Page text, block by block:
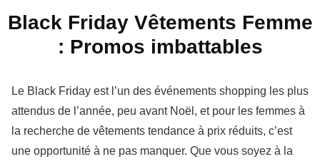
Black Friday Vêtements Femme
: Promos imbattables
Le Black Friday est l’un des événements shopping les plus
attendus de l’année, peu avant Noël, et pour les femmes à
la recherche de vêtements tendance à prix réduits, c’est
une opportunité à ne pas manquer. Que vous soyez à la